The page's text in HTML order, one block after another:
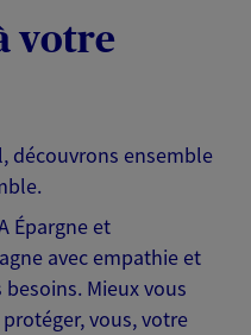
votre
découvrons ensemble
Épargne et
avec empathie et
Mieux vous
vous, votre